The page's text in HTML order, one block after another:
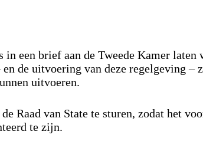
een brief aan de Tweede Kamer
de uitvoering van deze regelgeving –
uitvoeren.
Raad van State te sturen, zodat het
te zijn.